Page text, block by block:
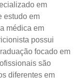
em
estudo em
médica em
possui
focado em
são
diferentes em